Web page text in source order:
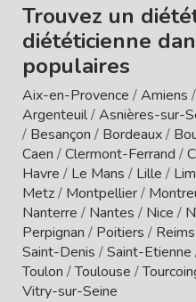
Trouvez un
diététicienne
populaires
Aix-en-Provence /Amiens /
Argenteuil/Asnières-sur-
/ Besançon / Bordeaux/
Caen /Clermont-Ferrand /
Havre / Le Mans / Lille /
Metz/ Montpellier/
Nanterre / Nantes / Nice /
Perpignan / Poitiers / Reims
Saint-Denis /Saint-Etienne
Toulon /Toulouse /
Vitry-sur-Seine